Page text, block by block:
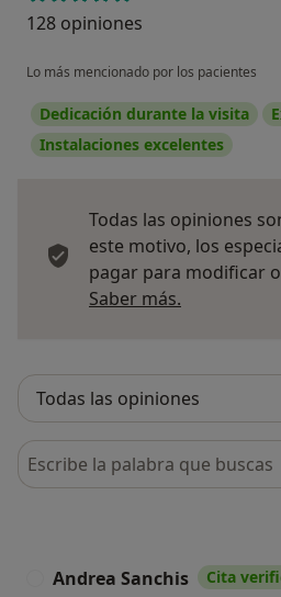
128 opiniones
Lo más mencionado por los pacientes
Dedicación durante la visita
Instalaciones excelentes
Todas las opiniones
este motivo, los
pagar para modificar
Saber más.
Busca en opiniones
Andrea Sanchis Cita